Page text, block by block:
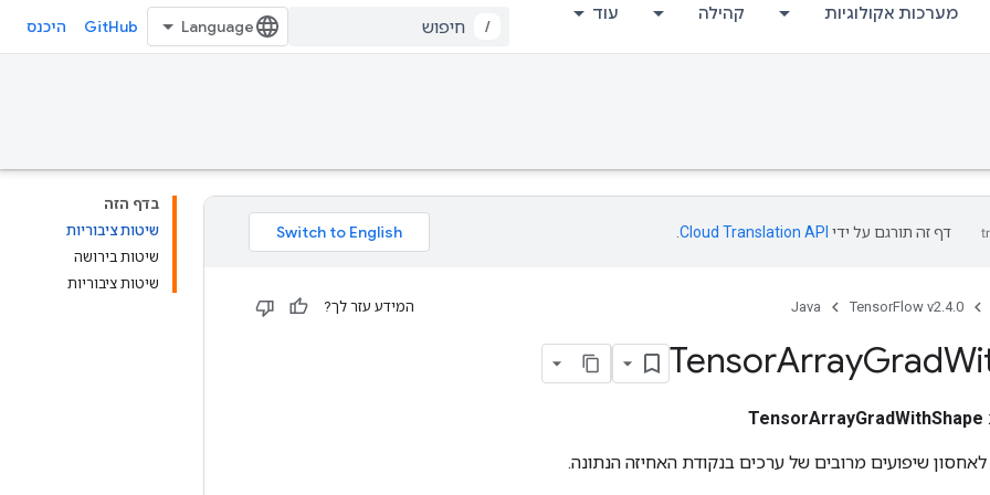
מערכות אקולוגיות קהילה עוד
/
GitHub היכנס
בדף הזה
שיטות ציבוריות
שיטות בירושה
שיטות ציבוריות
דף זה תורגם על ידי Cloud Translation API
TensorFlow v2.4.0
Java המידע עזר לך?
TensorArrayGrad
TensorArrayGradWithShape